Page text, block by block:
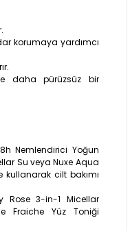
korumaya yardımcı
daha pürüzsüz bir
Nemlendirici Yoğun
Su veya Nuxe Aqua
kullanarak cilt bakımı
Rose 3-in-1 Micellar
Fraiche Yüz Toniği